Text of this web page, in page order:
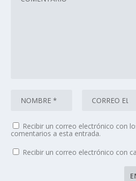
Recibir un correo electrónico con
comentarios a esta entrada.
Recibir un correo electrónico con